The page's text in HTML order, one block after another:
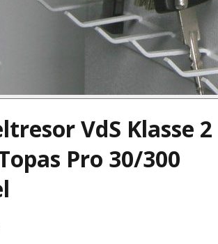
VdS Klasse 2
Pro 30/300